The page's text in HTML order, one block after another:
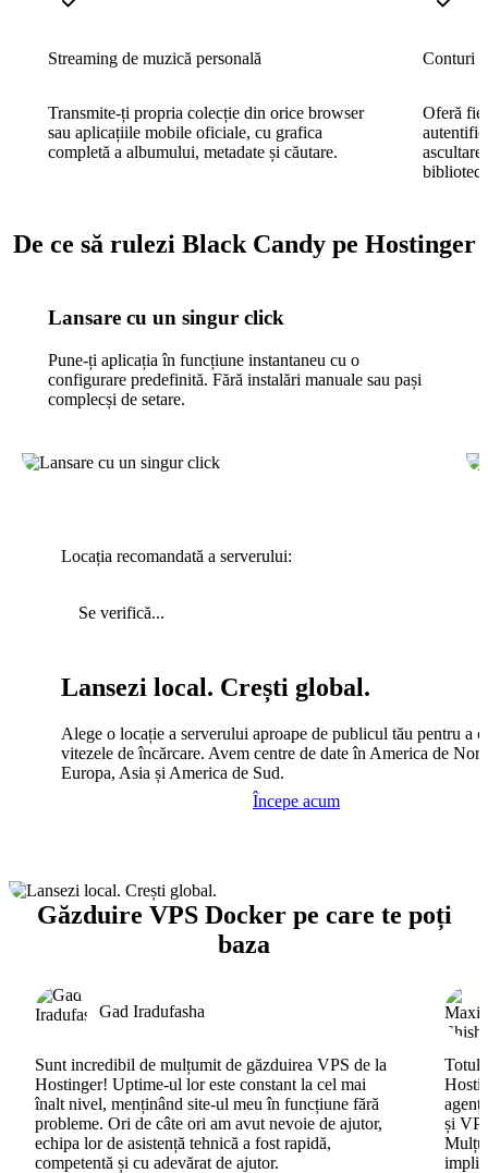
Streaming de muzică personală
Transmite-ți propria colecție din orice browser
sau aplicațiile mobile oficiale, cu grafica
completă a albumului, metadate și căutare.
Conturi
Oferă
De ce să rulezi Black Candy pe Hostinger
Lansare cu un singur click
Pune-ți aplicația în funcțiune instantaneu cu o
configurare predefinită. Fără instalări manuale sau pași
complecși de setare.
Locația recomandată a serverului:
Se verifică...
Lansezi local. Crești global.
Alege o locație a serverului aproape de publicul tău pentru a
vitezele de încărcare. Avem centre de date în America de
Europa, Asia și America de Sud.
Începe acum
Găzduire VPS Docker pe care te poți
baza
Gad Iradufasha
Sunt incredibil de mulțumit de găzduirea VPS de la
Hostinger! Uptime-ul lor este constant la cel mai
înalt nivel, menținând site-ul meu în funcțiune fără
probleme. Ori de câte ori am avut nevoie de ajutor,
echipa lor de asistență tehnică a fost rapidă,
competentă și cu adevărat de ajutor.
Totul
și